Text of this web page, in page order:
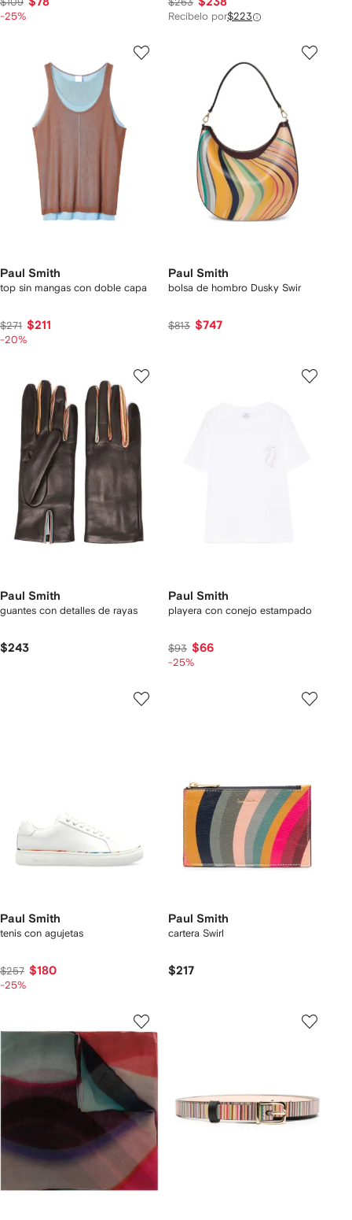
$109
-25%
$263
Recíbelo por$223
Paul Smith
top sin mangas con doble capa
$271 $211
-20%
Paul Smith
bolsa de hombro Dusky Swir
$813 $747
Paul Smith
guantes con detalles de rayas
$243
Paul Smith
playera con conejo estampado
$93 $66
-25%
Paul Smith
tenis con agujetas
$257 $180
-25%
Paul Smith
cartera Swirl
$217